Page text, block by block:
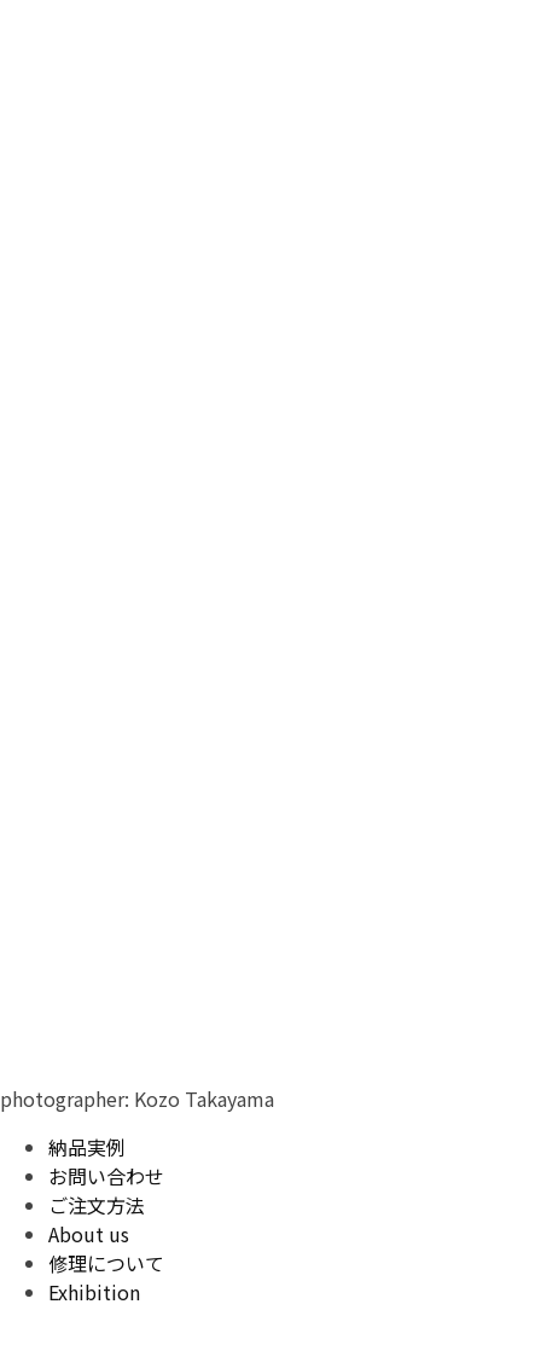
photographer: Kozo Takayama
納品実例
お問い合わせ
ご注文方法
About us
修理について
Exhibition